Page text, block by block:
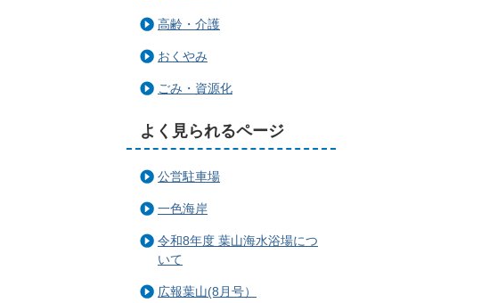
高齢・介護
おくやみ
ごみ・資源化
よく見られるページ
公営駐車場
一色海岸
令和8年度 葉山海水浴場につ
いて
広報葉山(8月号）